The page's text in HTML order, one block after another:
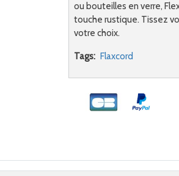
ou bouteilles en verre,
touche rustique. Tissez
votre choix.
Tags: Flaxcord